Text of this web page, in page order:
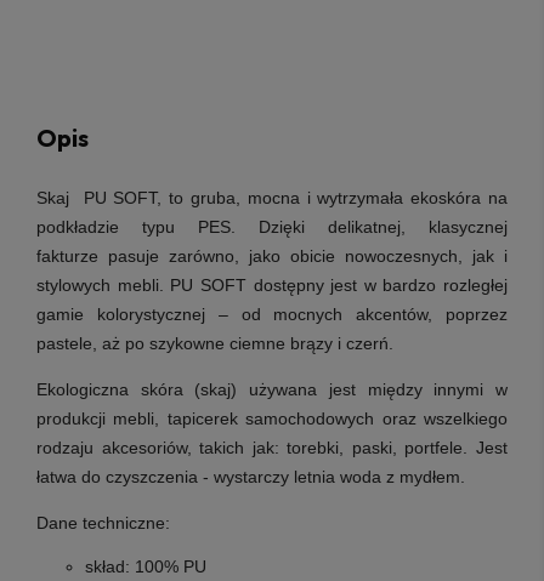
Opis
Skaj PU SOFT, to gruba, mocna i wytrzymała ekoskóra na
podkładzie typu PES. Dzięki delikatnej, klasycznej
fakturze pasuje zarówno, jako obicie nowoczesnych, jak i
stylowych mebli. PU SOFT dostępny jest w bardzo rozległej
gamie kolorystycznej – od mocnych akcentów, poprzez
pastele, aż po szykowne ciemne brązy i czerń.
Ekologiczna skóra (skaj) używana jest między innymi w
produkcji mebli, tapicerek samochodowych oraz wszelkiego
rodzaju akcesoriów, takich jak: torebki, paski, portfele. Jest
łatwa do czyszczenia - wystarczy letnia woda z mydłem.
Dane techniczne:
skład: 100% PU